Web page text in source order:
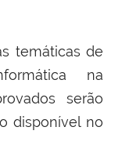
temáticas de
na
serão
disponível no